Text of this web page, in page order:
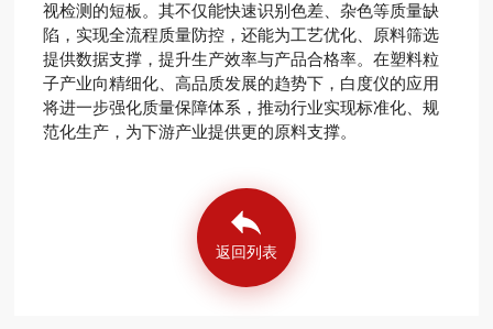
视检测的短板。其不仅能快速识别色差、杂色等质量缺
陷，实现全流程质量防控，还能为工艺优化、原料筛选
提供数据支撑，提升生产效率与产品合格率。在塑料粒
子产业向精细化、高品质发展的趋势下，白度仪的应用
将进一步强化质量保障体系，推动行业实现标准化、规
范化生产，为下游产业提供更的原料支撑。
返回列表